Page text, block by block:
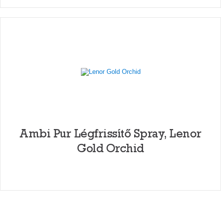
Ambi Pur Légfrissítő Spray, Lenor
Gold Orchid